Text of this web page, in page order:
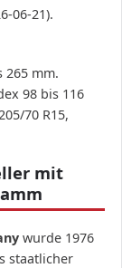
06-21).
265 mm.
98 bis 116
70 R15,
mit
wurde 1976
staatlicher